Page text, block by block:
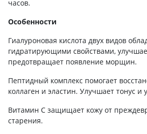
часов.
Особенности
Гиалуроновая кислота двух видов
гидратирующими свойствами,
предотвращает появление морщин.
Пептидный комплекс помогает
коллаген и эластин. Улучшает тонус и
Витамин С защищает кожу от
старения.